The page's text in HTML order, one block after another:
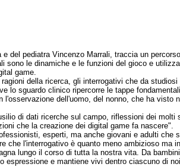
del pediatra Vincenzo Marrali, traccia un
le dinamiche e le funzioni del gioco e
game.
della ricerca, gli interrogativi che da
lo sguardo clinico ripercorre le tappe
dell'uomo, del nonno, che ha visto
di dati ricerche sul campo, riflessioni dei molti
che la creazione dei digital game fa nascere".
esperti, ma anche giovani e adulti che
che l'interrogativo è quanto meno ambizioso ma
lungo il corso di tutta la nostra vita. Da
e mantiene vivi dentro ciascuno di